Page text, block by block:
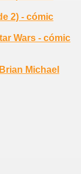
2) - cómic
Wars - cómic
Michael